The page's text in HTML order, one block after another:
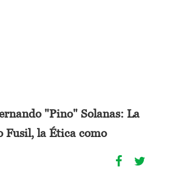
"Pino" Solanas: La
Fusil, la Ética como